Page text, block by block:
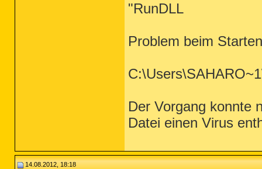
"RunDLL
Problem beim
Der Vorgang konnte
Datei einen Virus
14.08.2012, 18:18